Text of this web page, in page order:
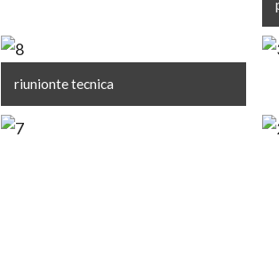
riunionte tecnica